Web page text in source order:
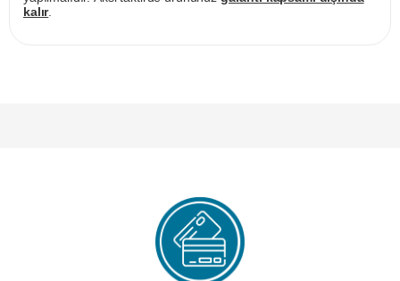
kalır.